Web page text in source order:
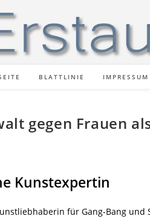
BLATTLINIE IMPRESSUM
gegen Frauen
Kunstexpertin
für Gang-Bang